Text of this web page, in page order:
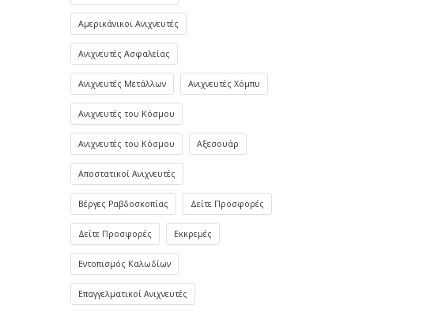
Αμερικάνικοι Ανιχνευτές
Ανιχνευτές Ασφαλείας
Ανιχνευτές Μετάλλων Ανιχνευτές Χόμπυ
Ανιχνευτές του Κόσμου
Ανιχνευτές του Κόσμου Αξεσουάρ
Αποστατικοί Ανιχνευτές
Βέργες Ραβδοσκοπίας Δείτε Προσφορές
Δείτε Προσφορές Εκκρεμές
Εντοπισμός Καλωδίων
Επαγγελματικοί Ανιχνευτές